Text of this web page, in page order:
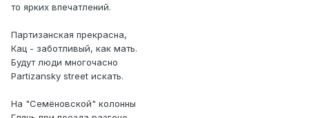
то ярких впечатлений.
Партизанская прекрасна,
Кац - заботливый, как мать.
Будут люди многочасно
Partizansky street искать.
На "Семёновской" колонны